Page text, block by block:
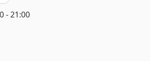
- 21:00